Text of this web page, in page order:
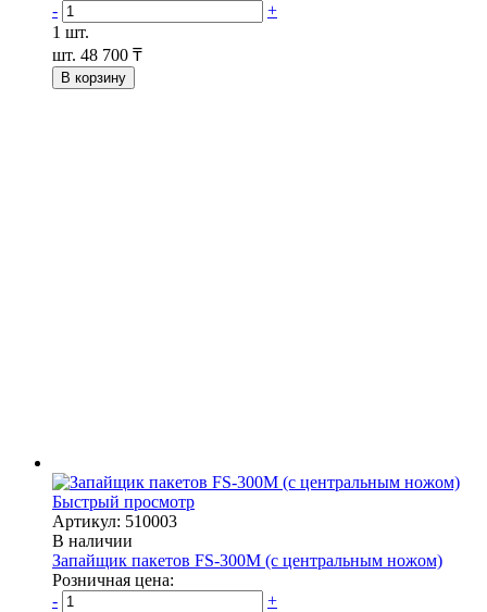
-
+
1 шт.
шт. 48 700 ₸
В корзину
Быстрый просмотр
Артикул: 510003
В наличии
Запайщик пакетов FS-300М (с центральным ножом)
Розничная цена:
-
+